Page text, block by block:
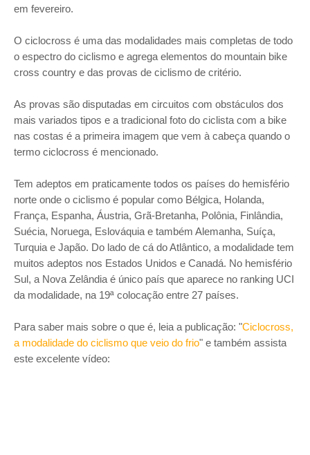
em fevereiro.
O ciclocross é uma das modalidades mais completas de todo
o espectro do ciclismo e agrega elementos do mountain bike
cross country e das provas de ciclismo de critério.
As provas são disputadas em circuitos com obstáculos dos
mais variados tipos e a tradicional foto do ciclista com a bike
nas costas é a primeira imagem que vem à cabeça quando o
termo ciclocross é mencionado.
Tem adeptos em praticamente todos os países do hemisfério
norte onde o ciclismo é popular como Bélgica, Holanda,
França, Espanha, Áustria, Grã-Bretanha, Polônia, Finlândia,
Suécia, Noruega, Eslováquia e também Alemanha, Suíça,
Turquia e Japão. Do lado de cá do Atlântico, a modalidade tem
muitos adeptos nos Estados Unidos e Canadá. No hemisfério
Sul, a Nova Zelândia é único país que aparece no ranking UCI
da modalidade, na 19ª colocação entre 27 países.
Para saber mais sobre o que é, leia a publicação: "Ciclocross,
a modalidade do ciclismo que veio do frio" e também assista
este excelente vídeo: